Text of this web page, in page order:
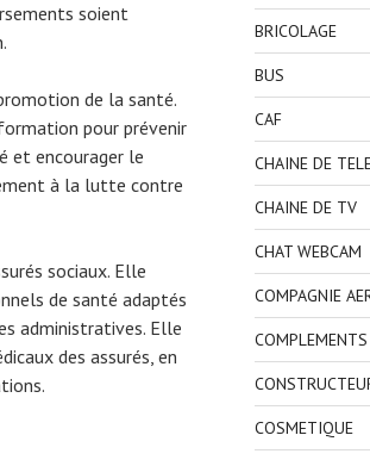
soient
de la santé.
pour prévenir
et encourager le
à la lutte contre
sociaux. Elle
de santé adaptés
administratives. Elle
des assurés, en
BRICOLAGE
BUS
CAF
CHAINE DE
CHAINE DE TV
CHAT WEBCAM
COMPAGNIE
COSMETIQUE